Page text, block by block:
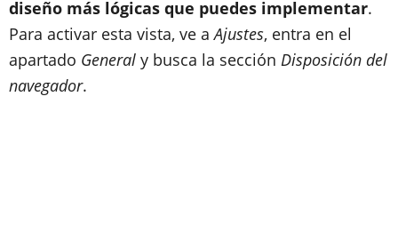
diseño más lógicas que puedes implementar.
Para activar esta vista, ve aAjustes, entra en el
apartado General y busca la sección Disposición del
navegador.